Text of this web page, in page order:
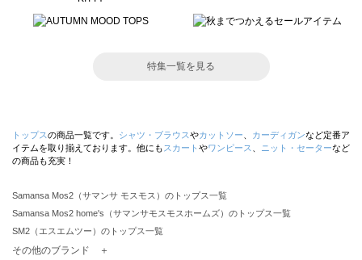
特集一覧を見る
トップスの商品一覧です。 シャツ・ブラウスやカットソー カーディガンなど定番ア
イテムを取り揃えております。他にも スカート やワンピース ニット・セーターなど
の商品も充実！
Samansa Mos2（サマンサ モスモス）のトップス一覧
Samansa Mos2 home's（サマンサモスモスホームズ）のトップス一覧
SM2（エスエムツー）のトップス一覧
TSUHARU by Samansa Mos2（ツハルバイサマンサモスモス）のトップス一覧
その他のブランド ＋